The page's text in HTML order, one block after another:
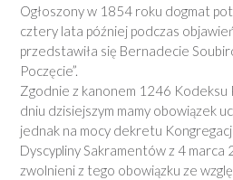
Ogłoszony w 1854 roku dogmat
cztery lata później podczas
przedstawiła się Bernadecie
Poczęcie”.
Zgodnie z kanonem 1246 Kodeksu
dniu dzisiejszym mamy obowiązek
jednak na mocy dekretu
Dyscypliny Sakramentów z 4 marca
zwolnieni z tego obowiązku ze